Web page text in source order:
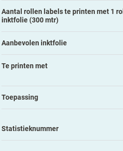
Aantal rollen labels te printen met 1 rol
inktfolie (300 mtr)
Aanbevolen inktfolie
Te printen met
Toepassing
Statistieknummer